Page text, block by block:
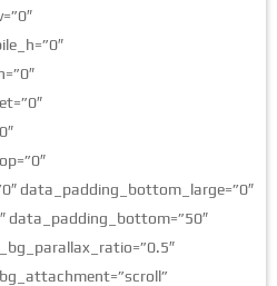
data_padding_bottom_large=”0″
data_padding_bottom=”50″